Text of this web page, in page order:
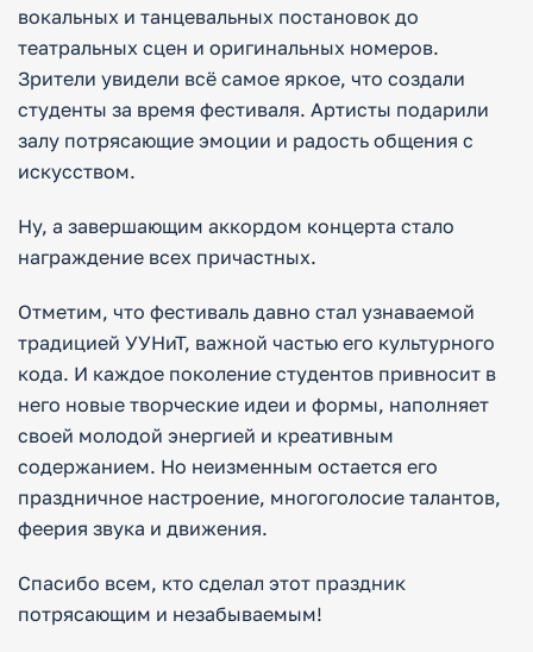
вокальных и танцевальных постановок до
театральных сцен и оригинальных номеров.
Зрители увидели всё самое яркое, что создали
студенты за время фестиваля. Артисты подарили
залу потрясающие эмоции и радость общения с
искусством.
Ну, а завершающим аккордом концерта стало
награждение всех причастных.
Отметим, что фестиваль давно стал узнаваемой
традицией УУНиТ, важной частью его культурного
кода. И каждое поколение студентов привносит в
него новые творческие идеи и формы, наполняет
своей молодой энергией и креативным
содержанием. Но неизменным остается его
праздничное настроение, многоголосие талантов,
феерия звука и движения.
Спасибо всем, кто сделал этот праздник
потрясающим и незабываемым!